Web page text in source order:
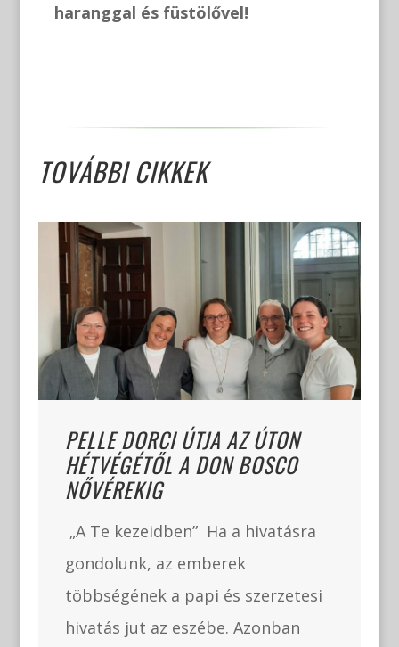
haranggal és füstölővel!
TOVÁBBI CIKKEK
PELLE DORCI ÚTJA AZ ÚTON
HÉTVÉGÉTŐL A DON BOSCO
NŐVÉREKIG
„A Te kezeidben” Ha a hivatásra
gondolunk, az emberek
többségének a papi és szerzetesi
hivatás jut az eszébe. Azonban